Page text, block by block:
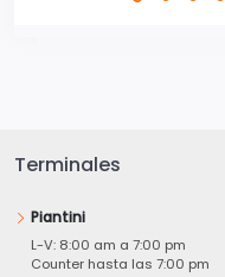
Terminales
Piantini
L-V: 8:00 am a 7:00 pm
Counter hasta las 7:00 pm